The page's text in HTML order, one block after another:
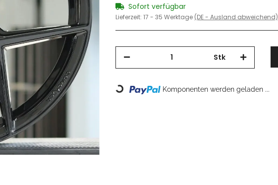
Sofort verfügbar
Lieferzeit: 17 - 35 Werktage (DE - Ausland abweichend)
Stk
Loading... Komponenten werden geladen ...